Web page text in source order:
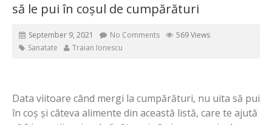
să le pui în coșul de cumpărături
September 9, 2021 No Comments
569 Views
Sanatate
Traian Ionescu
Data viitoare când mergi la cumpărături, nu uita să pui
în coș și câteva alimente din această listă, care te ajută